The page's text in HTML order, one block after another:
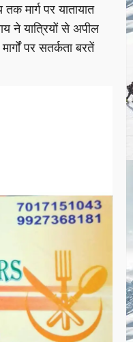
मार्ग पर यातायात
ने यात्रियों से अपील
पर सतर्कता बरतें